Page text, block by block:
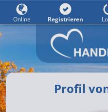
Profil
Online Registrieren